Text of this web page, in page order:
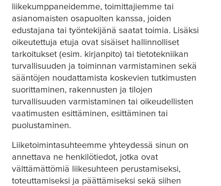
liikekumppaneidemme, toimittajiemme tai
asianomaisten osapuolten kanssa, joiden
edustajana tai työntekijänä saatat toimia. Lisäksi
oikeutettuja etuja ovat sisäiset hallinnolliset
tarkoitukset (esim. kirjanpito) tai tietotekniikan
turvallisuuden ja toiminnan varmistaminen sekä
sääntöjen noudattamista koskevien tutkimusten
suorittaminen, rakennusten ja tilojen
turvallisuuden varmistaminen tai oikeudellisten
vaatimusten esittäminen, esittäminen tai
puolustaminen.
Liiketoimintasuhteemme yhteydessä sinun on
annettava ne henkilötiedot, jotka ovat
välttämättömiä liikesuhteen perustamiseksi,
toteuttamiseksi ja päättämiseksi sekä siihen